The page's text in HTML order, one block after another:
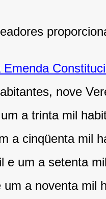
nove
a trinta mil
a cinqüenta mil
e um a setenta
um a noventa mil